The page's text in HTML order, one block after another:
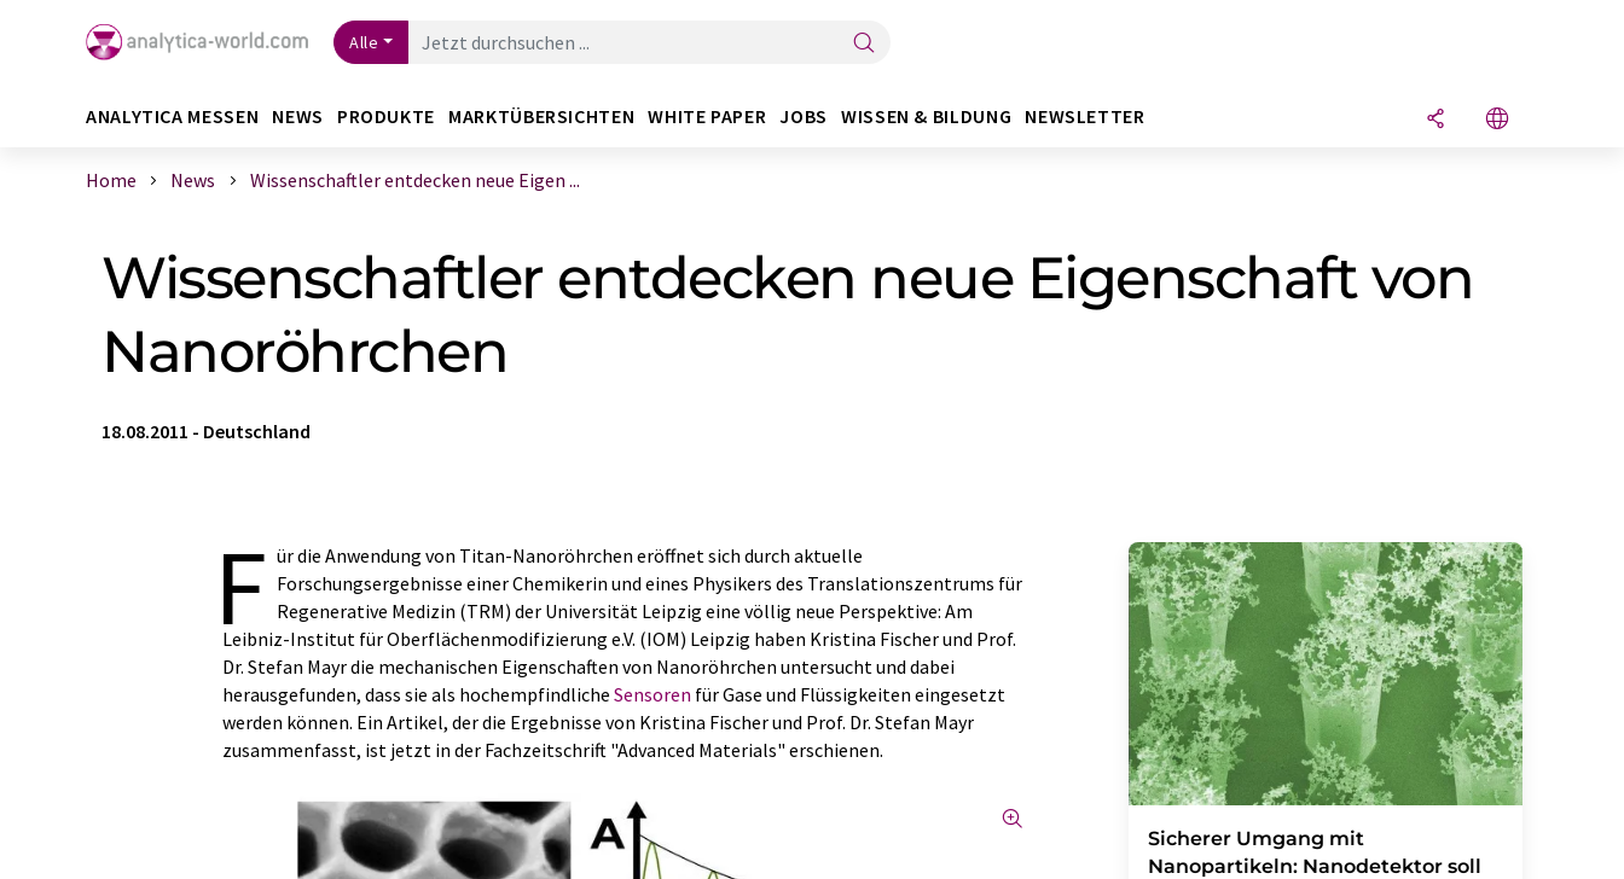
Alle
ANALYTICA MESSEN NEWS PRODUKTE MARKTÜBERSICHTEN WHITE PAPER JOBS WISSEN & BILDUNG NEWSLETTER
Home News Wissenschaftler entdecken neue Eigen ...
Wissenschaftler entdecken neue Eigenschaft von
Nanoröhrchen
18.08.2011 - Deutschland
F ür die Anwendung von Titan-Nanoröhrchen eröffnet sich durch aktuelle
Forschungsergebnisse einer Chemikerin und eines Physikers des Translationszentrums für
Regenerative Medizin (TRM) der Universität Leipzig eine völlig neue Perspektive: Am
Leibniz-Institut für Oberflächenmodifizierung e.V. (IOM) Leipzig haben Kristina Fischer und Prof.
Dr. Stefan Mayr die mechanischen Eigenschaften von Nanoröhrchen untersucht und dabei
herausgefunden, dass sie als hochempfindliche Sensoren für Gase und Flüssigkeiten eingesetzt
werden können. Ein Artikel, der die Ergebnisse von Kristina Fischer und Prof. Dr. Stefan Mayr
zusammenfasst, ist jetzt in der Fachzeitschrift "Advanced Materials" erschienen.
Sicherer Umgang mit
Nanopartikeln: Nanodetektor soll